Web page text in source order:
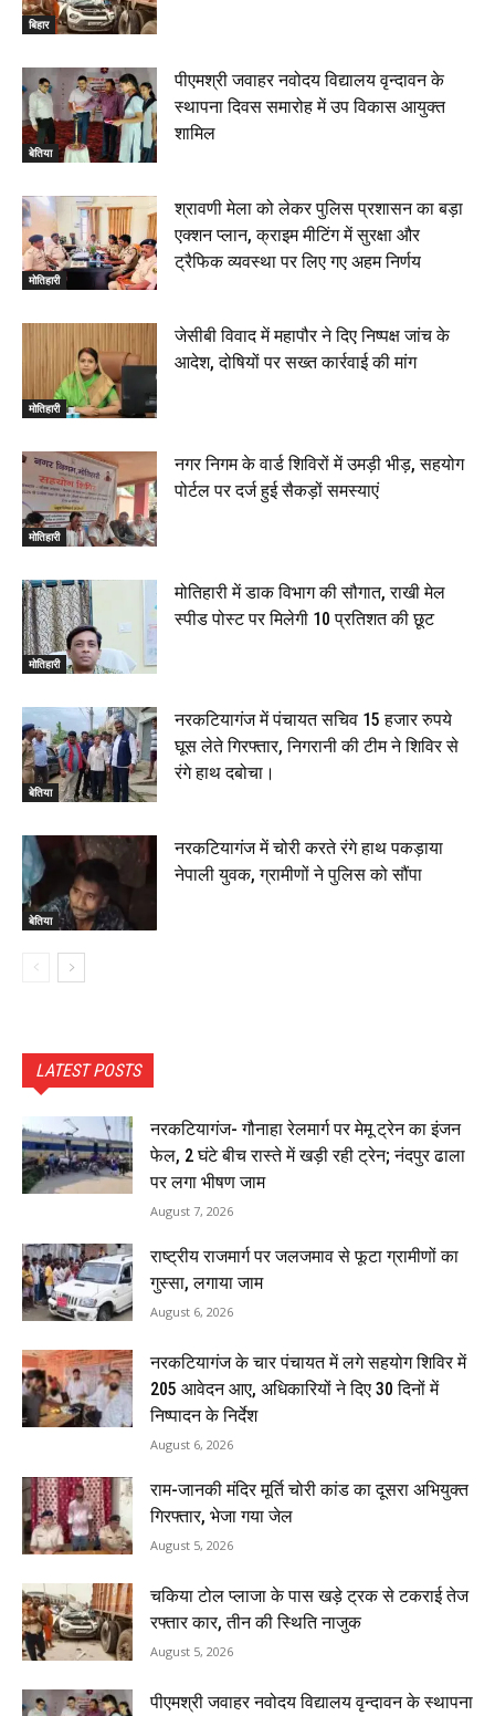
बिहार
बेतिया
पीएमश्री जवाहर नवोदय विद्यालय वृन्दावन के
स्थापना दिवस समारोह में उप विकास आयुक्त
शामिल
मोतिहारी
श्रावणी मेला को लेकर पुलिस प्रशासन का बड़ा
एक्शन प्लान, क्राइम मीटिंग में सुरक्षा और
ट्रैफिक व्यवस्था पर लिए गए अहम निर्णय
मोतिहारी
जेसीबी विवाद में महापौर ने दिए निष्पक्ष जांच के
आदेश, दोषियों पर सख्त कार्रवाई की मांग
मोतिहारी
नगर निगम के वार्ड शिविरों में उमड़ी भीड़, सहयोग
पोर्टल पर दर्ज हुई सैकड़ों समस्याएं
मोतिहारी
मोतिहारी में डाक विभाग की सौगात, राखी मेल
स्पीड पोस्ट पर मिलेगी 10 प्रतिशत की छूट
बेतिया
नरकटियागंज में पंचायत सचिव 15 हजार रुपये
घूस लेते गिरफ्तार, निगरानी की टीम ने शिविर से
रंगे हाथ दबोचा।
बेतिया
नरकटियागंज में चोरी करते रंगे हाथ पकड़ाया
नेपाली युवक, ग्रामीणों ने पुलिस को सौंपा
LATEST POSTS
नरकटियागंज- गौनाहा रेलमार्ग पर मेमू ट्रेन का इंजन
फेल, 2 घंटे बीच रास्ते में खड़ी रही ट्रेन; नंदपुर ढाला
पर लगा भीषण जाम
August 7, 2026
राष्ट्रीय राजमार्ग पर जलजमाव से फूटा ग्रामीणों का
गुस्सा, लगाया जाम
August 6, 2026
नरकटियागंज के चार पंचायत में लगे सहयोग शिविर में
205 आवेदन आए, अधिकारियों ने दिए 30 दिनों में
निष्पादन के निर्देश
August 6, 2026
राम-जानकी मंदिर मूर्ति चोरी कांड का दूसरा अभियुक्त
गिरफ्तार, भेजा गया जेल
August 5, 2026
चकिया टोल प्लाजा के पास खड़े ट्रक से टकराई तेज
रफ्तार कार, तीन की स्थिति नाजुक
August 5, 2026
पीएमश्री जवाहर नवोदय विद्यालय वृन्दावन के स्थापना